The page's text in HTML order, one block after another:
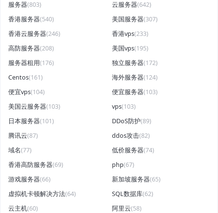
服务器(803) 云服务器(642)
香港服务器(540) 美国服务器(307)
香港云服务器(246) 香港vps(233)
高防服务器(208) 美国vps(195)
服务器租用(176) 独立服务器(172)
Centos(161) 海外服务器(124)
便宜vps(104) 便宜服务器(103)
美国云服务器(103) vps(103)
日本服务器(101) DDoS防护(89)
腾讯云(87) ddos攻击(82)
域名(77) 低价服务器(74)
香港高防服务器(69) php(67)
游戏服务器(66) 新加坡服务器(65)
虚拟机卡顿解决方法(64) SQL数据库(62)
云主机(60) 阿里云(58)